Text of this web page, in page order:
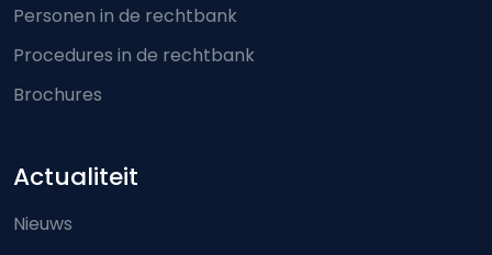
Personen in de rechtbank
Procedures in de rechtbank
Brochures
Actualiteit
Nieuws